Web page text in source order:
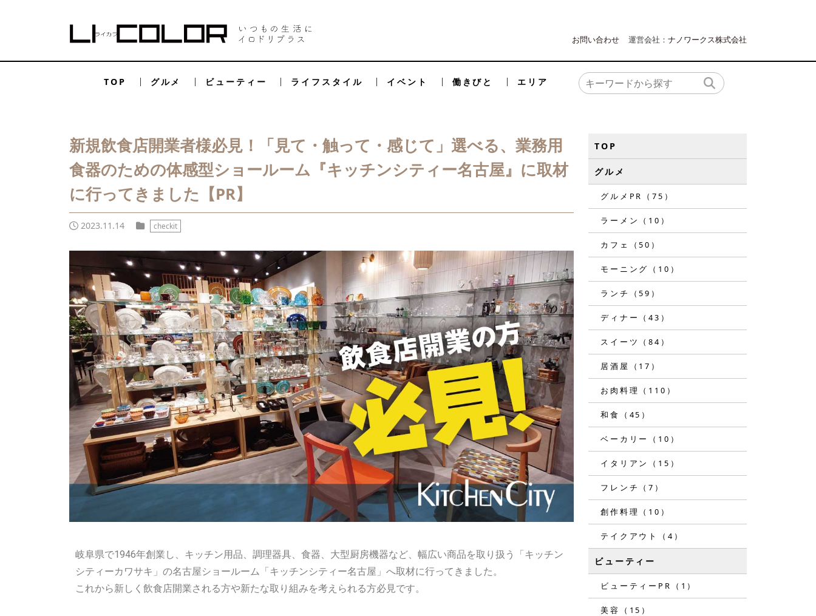
お問い合わせ 運営会社： ナノワークス株式会社
TOP グルメ ビューティー ライフスタイル イベント 働きびと エリア
新規飲食店開業者様必見！「見て・触って・感じて」選べる、業務用
食器のための体感型ショールーム『キッチンシティー名古屋』に取材
に行ってきました【PR】
2023.11.14 checkit
岐阜県で1946年創業し、キッチン用品、調理器具、食器、大型厨房機器など、幅広い商品を取り扱う「キッチン
シティーカワサキ」の名古屋ショールーム「キッチンシティー名古屋」へ取材に行ってきました。
これから新しく飲食店開業される方や新たな取り組みを考えられる方必見です。
TOP
グルメ
グルメPR（75）
ラーメン（10）
カフェ（50）
モーニング（10）
ランチ（59）
ディナー（43）
スイーツ（84）
居酒屋（17）
お肉料理（110）
和食（45）
ベーカリー（10）
イタリアン（15）
フレンチ（7）
創作料理（10）
テイクアウト（4）
ビューティー
ビューティーPR（1）
美容（15）